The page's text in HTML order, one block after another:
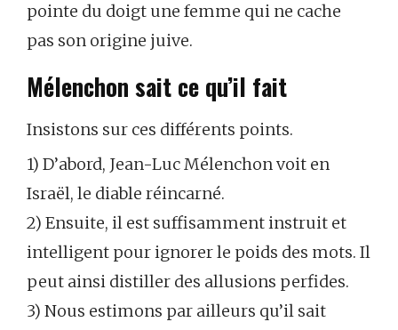
pointe du doigt une femme qui ne cache
pas son origine juive.
Mélenchon sait ce qu’il fait
Insistons sur ces différents points.
1) D’abord, Jean-Luc Mélenchon voit en
Israël, le diable réincarné.
2) Ensuite, il est suffisamment instruit et
intelligent pour ignorer le poids des mots. Il
peut ainsi distiller des allusions perfides.
3) Nous estimons par ailleurs qu’il sait